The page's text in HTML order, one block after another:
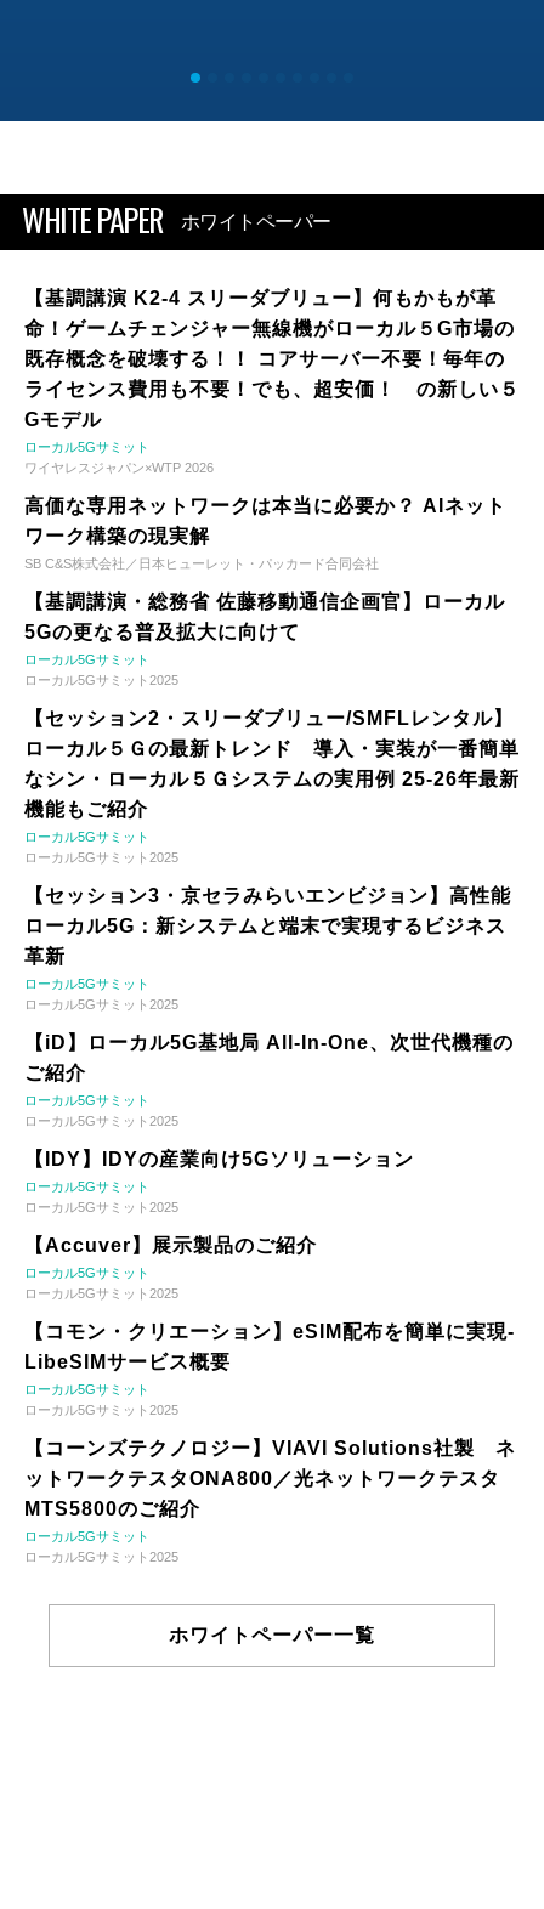
WHITE PAPER ホワイトペーパー
【基調講演 K2-4 スリーダブリュー】何もかもが革
命！ゲームチェンジャー無線機がローカル５G市場の
既存概念を破壊する！！ コアサーバー不要！毎年の
ライセンス費用も不要！でも、超安価！ の新しい５
Gモデル
ローカル5Gサミット
ワイヤレスジャパン×WTP 2026
高価な専用ネットワークは本当に必要か？ AIネット
ワーク構築の現実解
SB C&S株式会社／日本ヒューレット・パッカード合同会社
【基調講演・総務省 佐藤移動通信企画官】ローカル
5Gの更なる普及拡大に向けて
ローカル5Gサミット
ローカル5Gサミット2025
【セッション2・スリーダブリュー/SMFLレンタル】
ローカル５Ｇの最新トレンド 導入・実装が一番簡単
なシン・ローカル５Ｇシステムの実用例 25-26年最新
機能もご紹介
ローカル5Gサミット
ローカル5Gサミット2025
【セッション3・京セラみらいエンビジョン】高性能
ローカル5G：新システムと端末で実現するビジネス
革新
ローカル5Gサミット
ローカル5Gサミット2025
【iD】ローカル5G基地局 All-In-One、次世代機種の
ご紹介
ローカル5Gサミット
ローカル5Gサミット2025
【IDY】IDYの産業向け5Gソリューション
ローカル5Gサミット
ローカル5Gサミット2025
【Accuver】展示製品のご紹介
ローカル5Gサミット
ローカル5Gサミット2025
【コモン・クリエーション】eSIM配布を簡単に実現-
LibeSIMサービス概要
ローカル5Gサミット
ローカル5Gサミット2025
【コーンズテクノロジー】VIAVI Solutions社製 ネ
ットワークテスタONA800／光ネットワークテスタ
MTS5800のご紹介
ローカル5Gサミット
ローカル5Gサミット2025
ホワイトペーパー一覧